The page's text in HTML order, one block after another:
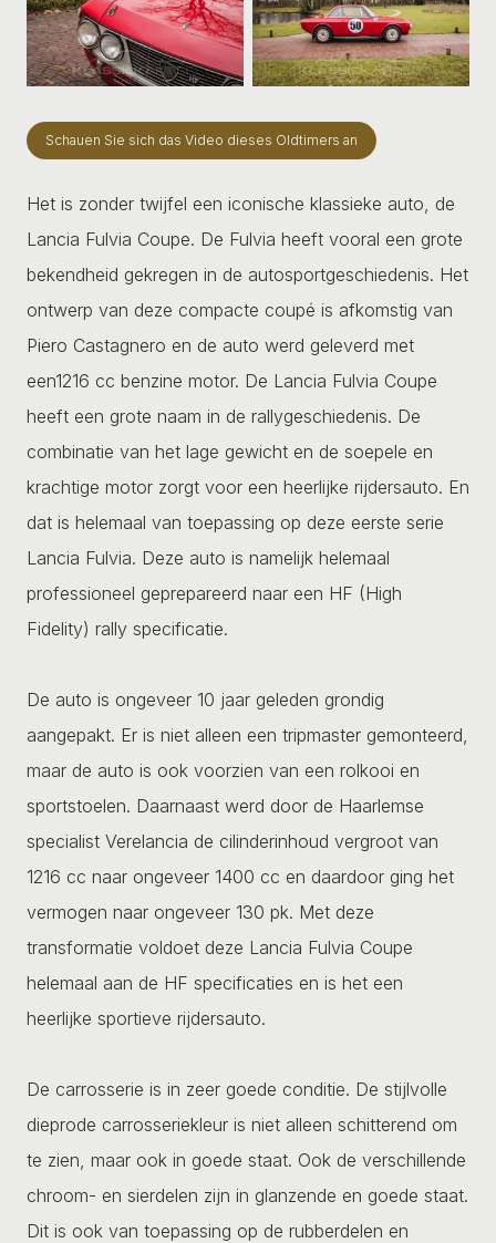
Schauen Sie sich das Video dieses Oldtimers an
Het is zonder twijfel een iconische klassieke auto, de
Lancia Fulvia Coupe. De Fulvia heeft vooral een grote
bekendheid gekregen in de autosportgeschiedenis. Het
ontwerp van deze compacte coupé is afkomstig van
Piero Castagnero en de auto werd geleverd met
een1216 cc benzine motor. De Lancia Fulvia Coupe
heeft een grote naam in de rallygeschiedenis. De
combinatie van het lage gewicht en de soepele en
krachtige motor zorgt voor een heerlijke rijdersauto. En
dat is helemaal van toepassing op deze eerste serie
Lancia Fulvia. Deze auto is namelijk helemaal
professioneel geprepareerd naar een HF (High
Fidelity) rally specificatie.
De auto is ongeveer 10 jaar geleden grondig
aangepakt. Er is niet alleen een tripmaster gemonteerd,
maar de auto is ook voorzien van een rolkooi en
sportstoelen. Daarnaast werd door de Haarlemse
specialist Verelancia de cilinderinhoud vergroot van
1216 cc naar ongeveer 1400 cc en daardoor ging het
vermogen naar ongeveer 130 pk. Met deze
transformatie voldoet deze Lancia Fulvia Coupe
helemaal aan de HF specificaties en is het een
heerlijke sportieve rijdersauto.
De carrosserie is in zeer goede conditie. De stijlvolle
dieprode carrosseriekleur is niet alleen schitterend om
te zien, maar ook in goede staat. Ook de verschillende
chroom- en sierdelen zijn in glanzende en goede staat.
Dit is ook van toepassing op de rubberdelen en